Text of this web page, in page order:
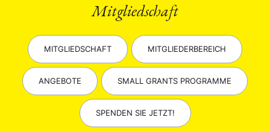
Mitgliedschaft
MITGLIEDSCHAFT MITGLIEDERBEREICH
ANGEBOTE SMALL GRANTS PROGRAMME
SPENDEN SIE JETZT!